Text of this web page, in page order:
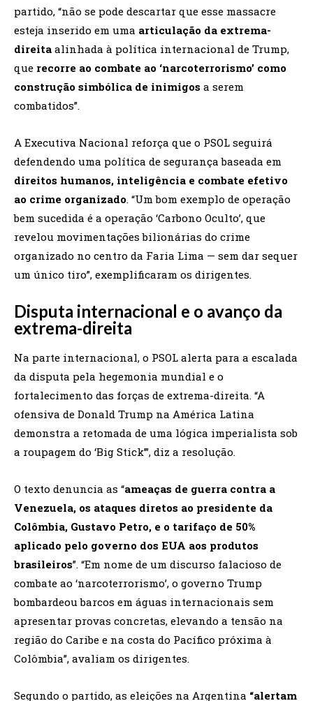
partido, “não se pode descartar que esse massacre
esteja inserido em uma articulação da extrema-
direita alinhada à política internacional de Trump,
que recorre ao combate ao ‘narcoterrorismo’ como
construção simbólica de inimigos a serem
combatidos”.
A Executiva Nacional reforça que o PSOL seguirá
defendendo uma política de segurança baseada em
direitos humanos, inteligência e combate efetivo
ao crime organizado. “Um bom exemplo de operação
bem sucedida é a operação ‘Carbono Oculto’, que
revelou movimentações bilionárias do crime
organizado no centro da Faria Lima — sem dar sequer
um único tiro”, exemplificaram os dirigentes.
Disputa internacional e o avanço da
extrema-direita
Na parte internacional, o PSOL alerta para a escalada
da disputa pela hegemonia mundial e o
fortalecimento das forças de extrema-direita. “A
ofensiva de Donald Trump na América Latina
demonstra a retomada de uma lógica imperialista sob
a roupagem do ‘Big Stick’”, diz a resolução.
O texto denuncia as “ameaças de guerra contra a
Venezuela, os ataques diretos ao presidente da
Colômbia, Gustavo Petro, e o tarifaço de 50%
aplicado pelo governo dos EUA aos produtos
brasileiros”. “Em nome de um discurso falacioso de
combate ao ‘narcoterrorismo’, o governo Trump
bombardeou barcos em águas internacionais sem
apresentar provas concretas, elevando a tensão na
região do Caribe e na costa do Pacífico próxima à
Colômbia”, avaliam os dirigentes.
Segundo o partido, as eleições na Argentina “alertam